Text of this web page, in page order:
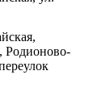
Родионово-